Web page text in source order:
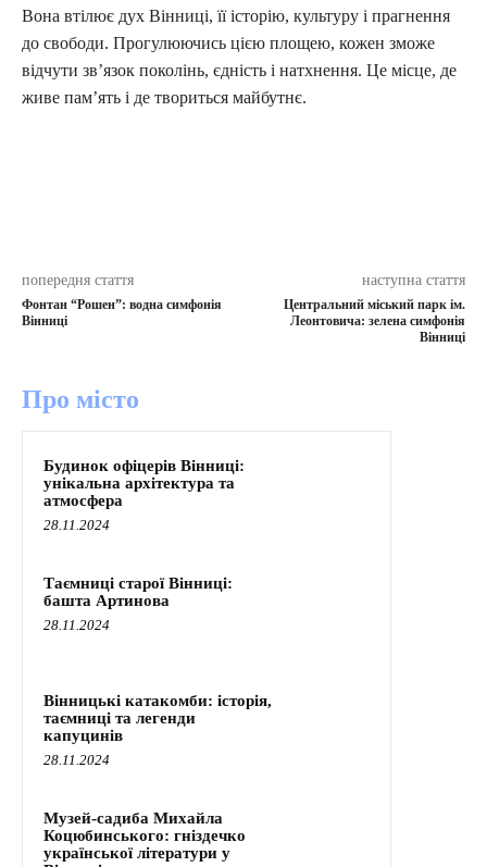
Вона втілює дух Вінниці, її історію, культуру і прагнення
до свободи. Прогулюючись цією площею, кожен зможе
відчути зв’язок поколінь, єдність і натхнення. Це місце, де
живе пам’ять і де твориться майбутнє.
попередня стаття
Фонтан “Рошен”: водна симфонія
Вінниці
наступна стаття
Центральний міський парк ім.
Леонтовича: зелена симфонія
Вінниці
Про місто
Будинок офіцерів Вінниці:
унікальна архітектура та
атмосфера
28.11.2024
Таємниці старої Вінниці:
башта Артинова
28.11.2024
Вінницькі катакомби: історія,
таємниці та легенди
капуцинів
28.11.2024
Музей-садиба Михайла
Коцюбинського: гніздечко
української літератури у